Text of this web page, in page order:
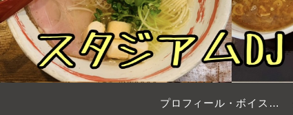
プロフィール・ボイスサンプル